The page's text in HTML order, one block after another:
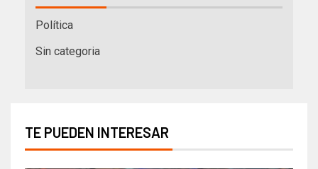
Política
Sin categoria
TE PUEDEN INTERESAR